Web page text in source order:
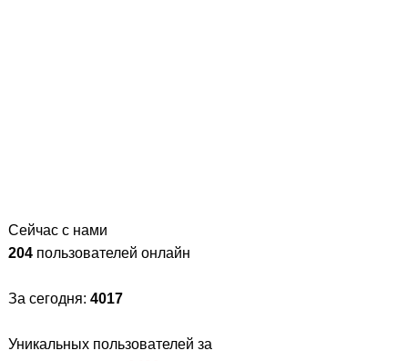
Сейчас с нами
204 пользователей онлайн
За сегодня: 4017
Уникальных пользователей за